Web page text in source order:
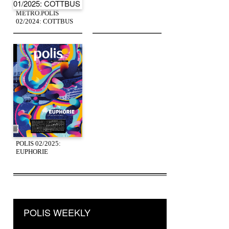
METRO.POLIS
02/2024: COTTBUS
POLIS 02/2025:
EUPHORIE
POLIS WEEKLY